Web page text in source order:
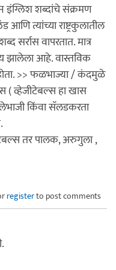
इंग्लिश शब्दांचे संक्रमण
त्यांच्या राष्ट्रकुलातील
सर्रास वापरतात. मात्र
झालेला आहे. वास्तविक
>> फळभाज्या / कंदमुळे
( व्हेजीटेबल्स हा खास
किंवा सॅलडकरता
तर पालक, अरुगुला ,
registerto post comments